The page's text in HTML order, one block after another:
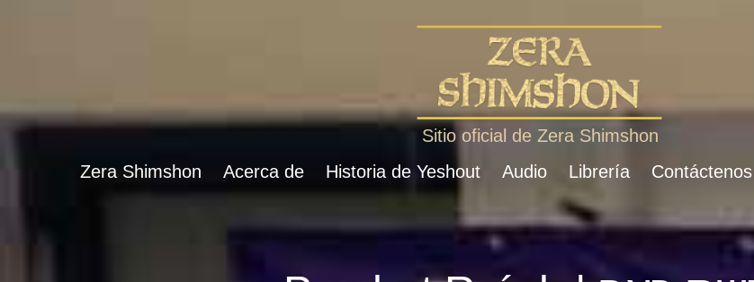
Sitio oficial de Zera Shimshon
Zera Shimshon
Acerca de Historia de Yeshout Audio Librería Contáctenos